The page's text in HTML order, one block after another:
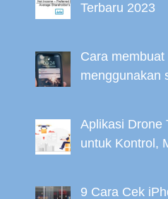
Terbaru 2023
Cara
menggunakan
Aplikasi Drone
untuk Kontrol,
9 Cara Cek